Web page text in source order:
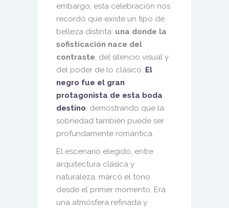
embargo, esta celebración nos
recordó que existe un tipo de
belleza distinta: una donde la
sofisticación nace del
contraste, del silencio visual y
del poder de lo clásico. El
negro fue el gran
protagonista de esta boda
destino, demostrando que la
sobriedad también puede ser
profundamente romántica.
El escenario elegido, entre
arquitectura clásica y
naturaleza, marcó el tono
desde el primer momento. Era
una atmósfera refinada y